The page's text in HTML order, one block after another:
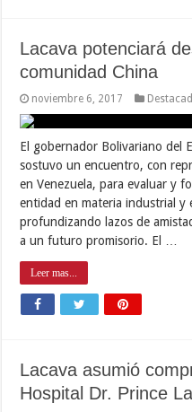
Lacava potenciará
comunidad China
noviembre 6, 2017
El gobernador Bolivariano del
sostuvo un encuentro, con
en Venezuela, para evaluar y
entidad en materia industrial y
profundizando lazos de
a un futuro promisorio. El …
Leer mas...
Lacava asumió
Hospital Dr. Prince